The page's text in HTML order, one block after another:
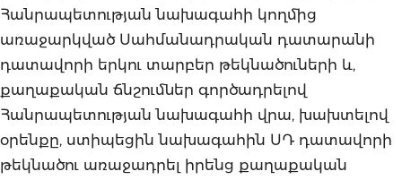
Հանրապետության նախագահի կողմից
առաջարկված Սահմանադրական դատարանի
դատավորի երկու տարբեր թեկնածուների և,
քաղաքական ճնշումներ գործադրելով
Հանրապետության նախագահի վրա, խախտելով
օրենքը, ստիպեցին նախագահին ՍԴ դատավորի
թեկնածու առաջադրել իրենց քաղաքական